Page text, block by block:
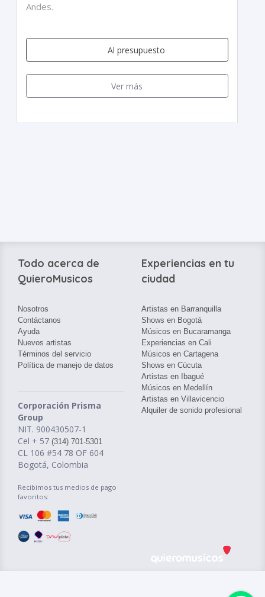
Andes.
Al presupuesto
Ver más
Todo acerca de
QuieroMusicos
Nosotros
Contáctanos
Ayuda
Nuevos artistas
Términos del servicio
Política de manejo de datos
Corporación Prisma
Group
NIT. 900430507-1
Cel + 57 (314) 701-5301
CL 106 #54 78 OF 604
Bogotá, Colombia
Recibimos tus medios de pago
favoritos:
Experiencias en tu
ciudad
Artistas en Barranquilla
Shows en Bogotá
Músicos en Bucaramanga
Experiencias en Cali
Músicos en Cartagena
Shows en Cúcuta
Artistas en Ibagué
Músicos en Medellín
Artistas en Villavicencio
Alquiler de sonido profesional